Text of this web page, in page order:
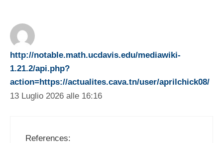
http://notable.math.ucdavis.edu/mediawiki-
1.21.2/api.php?
action=https://actualites.cava.tn/user/aprilchick08/
13 Luglio 2026 alle 16:16
References: